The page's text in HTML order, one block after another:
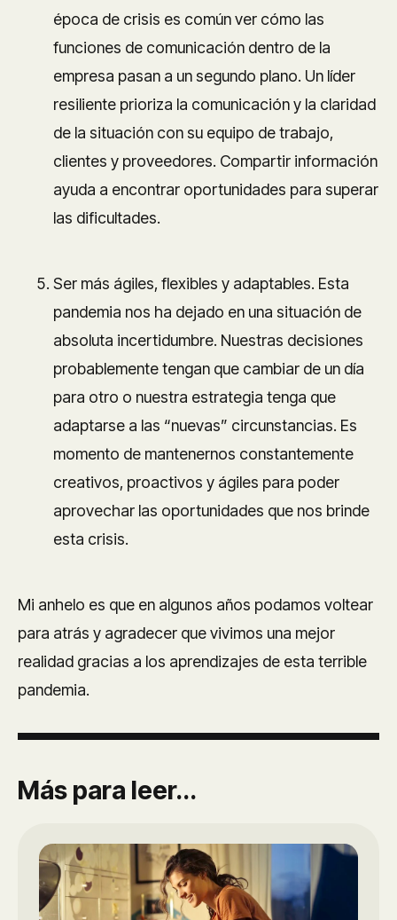
época de crisis es común ver cómo las
funciones de comunicación dentro de la
empresa pasan a un segundo plano. Un líder
resiliente prioriza la comunicación y la claridad
de la situación con su equipo de trabajo,
clientes y proveedores. Compartir información
ayuda a encontrar oportunidades para superar
las dificultades.
Ser más ágiles, flexibles y adaptables. Esta
pandemia nos ha dejado en una situación de
absoluta incertidumbre. Nuestras decisiones
probablemente tengan que cambiar de un día
para otro o nuestra estrategia tenga que
adaptarse a las “nuevas” circunstancias. Es
momento de mantenernos constantemente
creativos, proactivos y ágiles para poder
aprovechar las oportunidades que nos brinde
esta crisis.
Mi anhelo es que en algunos años podamos voltear
para atrás y agradecer que vivimos una mejor
realidad gracias a los aprendizajes de esta terrible
pandemia.
Más para leer...